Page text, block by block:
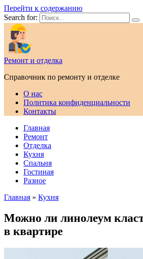
Перейти к содержанию
Search for:
Ремонт и отделка
Справочник по ремонту и отделке
О нас
Политика конфиденциальности
Контакты
Главная
Ремонт
Отделка
Кухня
Спальня
Гостиная
Разное
Главная » Кухня
Можно ли линолеум
в квартире